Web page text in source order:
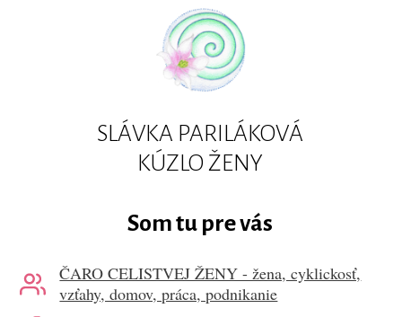
SLÁVKA PARILÁKOVÁ
KÚZLO ŽENY
Som tu pre vás
ČARO CELISTVEJ ŽENY - žena, cyklickosť,
vzťahy, domov, práca, podnikanie